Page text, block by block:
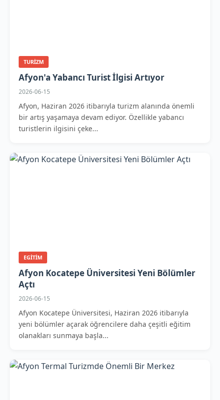
TURIZM
Afyon'a Yabancı Turist İlgisi Artıyor
2026-06-15
Afyon, Haziran 2026 itibarıyla turizm alanında önemli
bir artış yaşamaya devam ediyor. Özellikle yabancı
turistlerin ilgisini çeke...
EGITIM
Afyon Kocatepe Üniversitesi Yeni Bölümler
Açtı
2026-06-15
Afyon Kocatepe Üniversitesi, Haziran 2026 itibarıyla
yeni bölümler açarak öğrencilere daha çeşitli eğitim
olanakları sunmaya başla...